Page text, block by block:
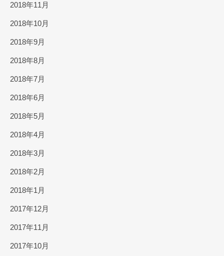
2018年11月
2018年10月
2018年9月
2018年8月
2018年7月
2018年6月
2018年5月
2018年4月
2018年3月
2018年2月
2018年1月
2017年12月
2017年11月
2017年10月